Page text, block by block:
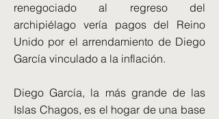
renegociado al regreso del
archipiélago vería pagos del Reino
Unido por el arrendamiento de Diego
García vinculado a la inflación.
Diego García, la más grande de las
Islas Chagos, es el hogar de una base